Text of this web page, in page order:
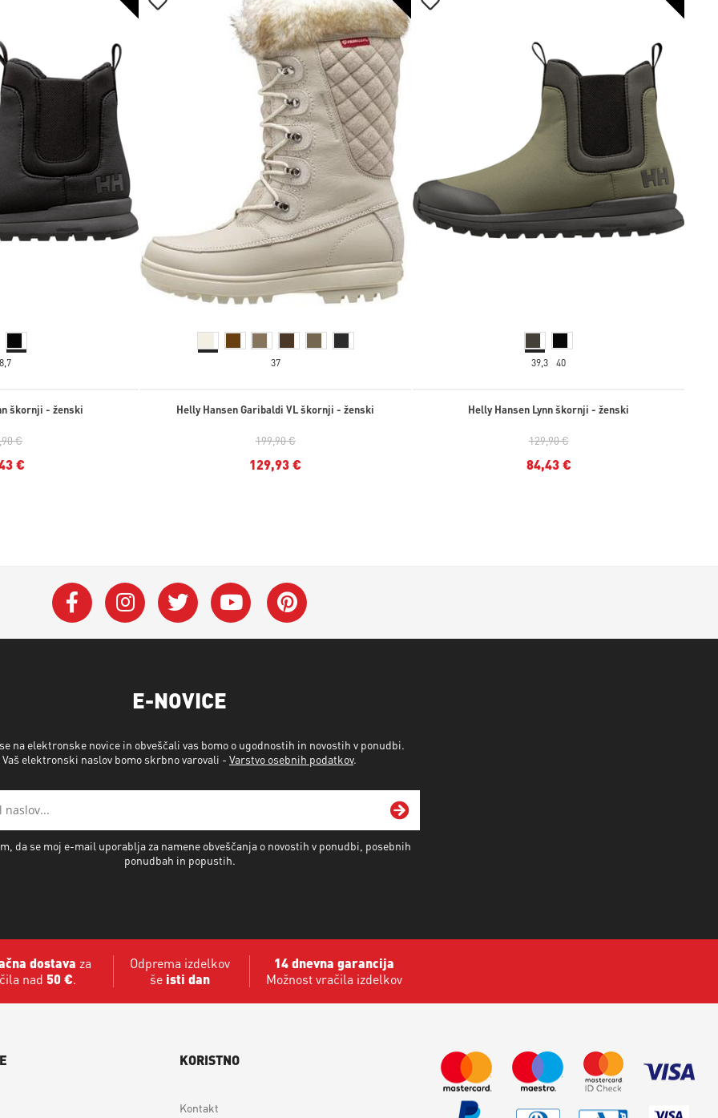
škornji - ženski
€
€
37
Helly Hansen Garibaldi VL škornji - ženski
199,90 €
129,93 €
39,3 40
Helly Hansen Lynn škornji - ženski
129,90 €
84,43 €
E-NOVICE
na elektronske novice in obveščali vas bomo o ugodnostih in novostih v ponudbi.
Vaš elektronski naslov bomo skrbno varovali - Varstvo osebnih podatkov.
da se moj e-mail uporablja za namene obveščanja o novostih v ponudbi, posebnih
ponudbah in popustih.
dostava za
nad 50 €.
Odprema izdelkov
še isti dan
14 dnevna garancija
Možnost vračila izdelkov
KORISTNO
Kontakt